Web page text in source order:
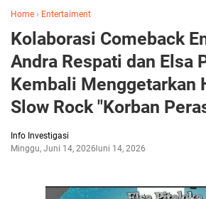
Home › Entertaiment
Kolaborasi Comeback
Andra Respati dan Elsa
Kembali Menggetarkan
Slow Rock "Korban
Info Investigasi
Minggu, Juni 14, 2026Juni 14, 2026